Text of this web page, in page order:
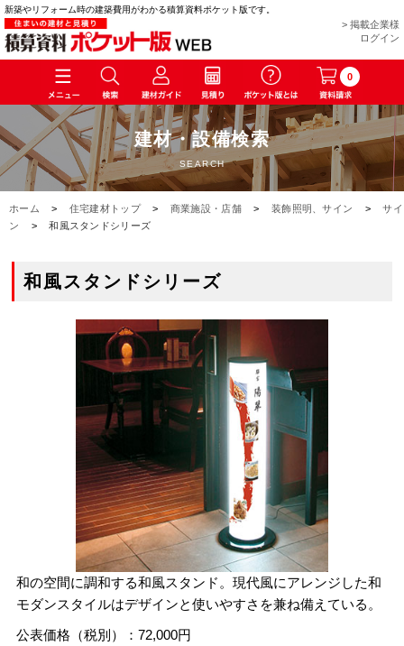
新築やリフォーム時の建築費用がわかる積算資料ポケット版です。
> 掲載企業様
ログイン
0
建材・設備検索
SEARCH
ホーム > 住宅建材トップ > 商業施設・店舗 > 装飾照明、サイン >
サイ
ン
> 和風スタンドシリーズ
和風スタンドシリーズ
和の空間に調和する和風スタンド。現代風にアレンジした和
モダンスタイルはデザインと使いやすさを兼ね備えている。
公表価格（税別）：72,000円